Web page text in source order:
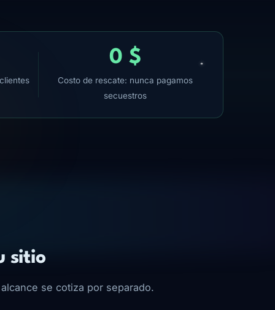
0 $
Costo de rescate: nunca pagamos
secuestros
sitio
se cotiza por separado.